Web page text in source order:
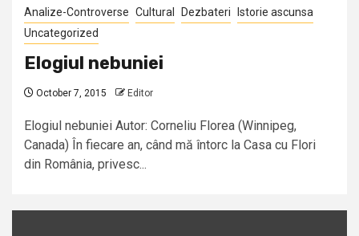
Analize-Controverse Cultural Dezbateri
Istorie ascunsa
Uncategorized
Elogiul nebuniei
October 7, 2015 Editor
Elogiul nebuniei Autor: Corneliu Florea (Winnipeg,
Canada) În fiecare an, când mă întorc la Casa cu Flori
din România, privesc...